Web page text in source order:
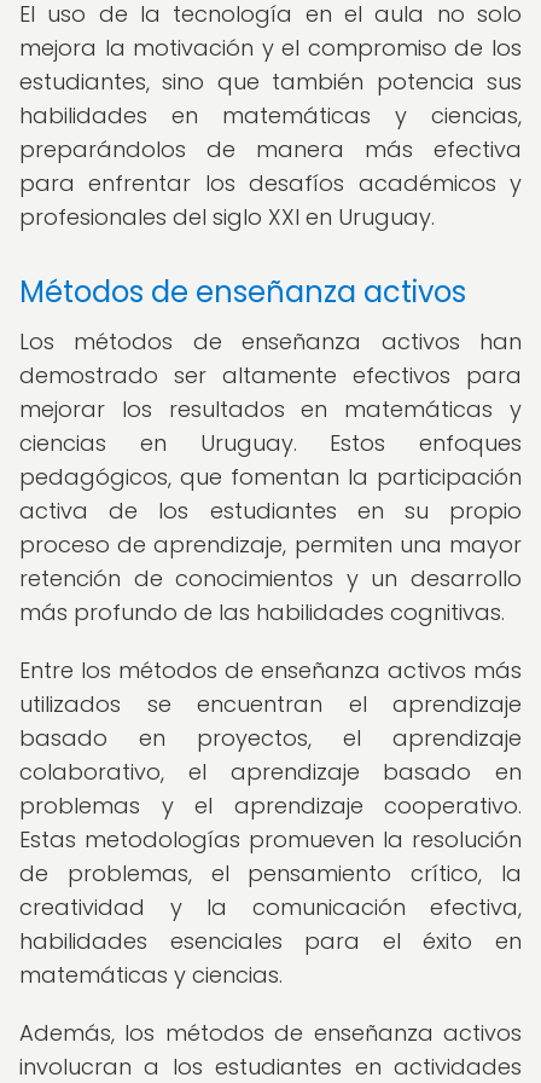
El uso de la tecnología en el aula no solo
mejora la motivación y el compromiso de los
estudiantes, sino que también potencia sus
habilidades en matemáticas y ciencias,
preparándolos de manera más efectiva
para enfrentar los desafíos académicos y
profesionales del siglo XXI en Uruguay.
Métodos de enseñanza activos
Los métodos de enseñanza activos han
demostrado ser altamente efectivos para
mejorar los resultados en matemáticas y
ciencias en Uruguay. Estos enfoques
pedagógicos, que fomentan la participación
activa de los estudiantes en su propio
proceso de aprendizaje, permiten una mayor
retención de conocimientos y un desarrollo
más profundo de las habilidades cognitivas.
Entre los métodos de enseñanza activos más
utilizados se encuentran el aprendizaje
basado en proyectos, el aprendizaje
colaborativo, el aprendizaje basado en
problemas y el aprendizaje cooperativo.
Estas metodologías promueven la resolución
de problemas, el pensamiento crítico, la
creatividad y la comunicación efectiva,
habilidades esenciales para el éxito en
matemáticas y ciencias.
Además, los métodos de enseñanza activos
involucran a los estudiantes en actividades